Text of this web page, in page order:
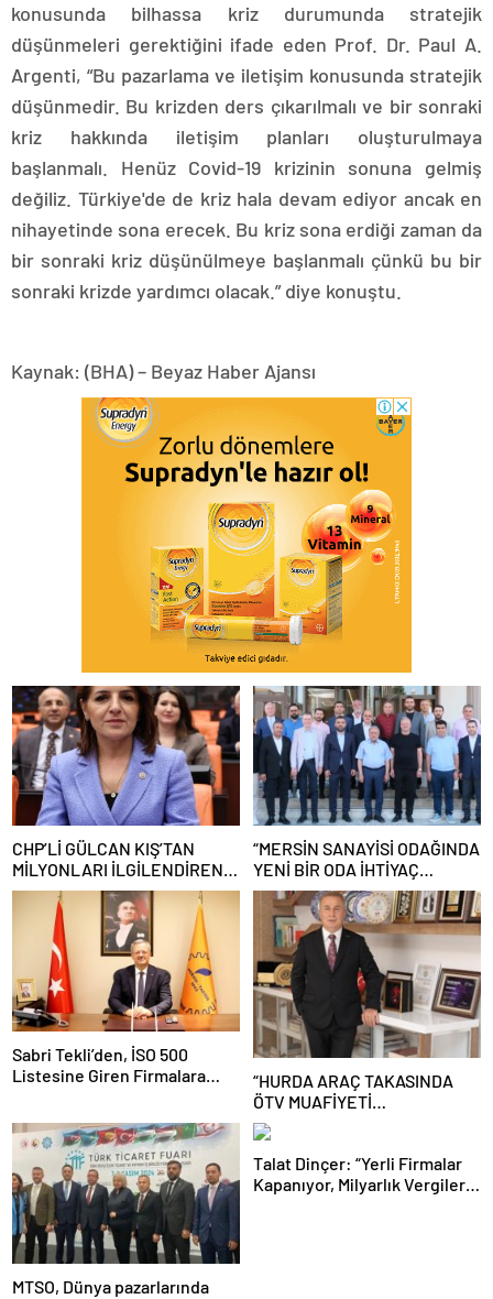
konusunda bilhassa kriz durumunda stratejik
düşünmeleri gerektiğini ifade eden Prof. Dr. Paul A.
Argenti, “Bu pazarlama ve iletişim konusunda stratejik
düşünmedir. Bu krizden ders çıkarılmalı ve bir sonraki
kriz hakkında iletişim planları oluşturulmaya
başlanmalı. Henüz Covid-19 krizinin sonuna gelmiş
değiliz. Türkiye'de de kriz hala devam ediyor ancak en
nihayetinde sona erecek. Bu kriz sona erdiği zaman da
bir sonraki kriz düşünülmeye başlanmalı çünkü bu bir
sonraki krizde yardımcı olacak.” diye konuştu.
Kaynak: (BHA) – Beyaz Haber Ajansı
CHP’Lİ GÜLCAN KIŞ’TAN
MİLYONLARI İLGİLENDİREN
BORÇ KRİZİNE İLİŞKİN
KANUN TEKLİFİ
“MERSİN SANAYİSİ ODAĞINDA
YENİ BİR ODA İHTİYAÇ
OLMUŞTUR”
Sabri Tekli’den, İSO 500
Listesine Giren Firmalara
“HURDA ARAÇ TAKASINDA
ÖTV MUAFİYETİ
UYGULANMASI TRAFİK
GÜVENLİĞİNİ ARTIRIR”
MTSO, Dünya pazarlarında
Talat Dinçer: “Yerli Firmalar
Kapanıyor, Milyarlık Vergiler